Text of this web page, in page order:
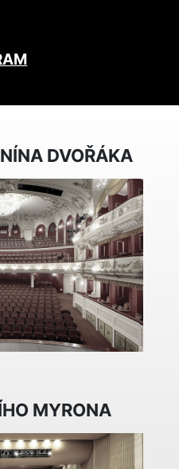
DVOŘÁKA
MYRONA